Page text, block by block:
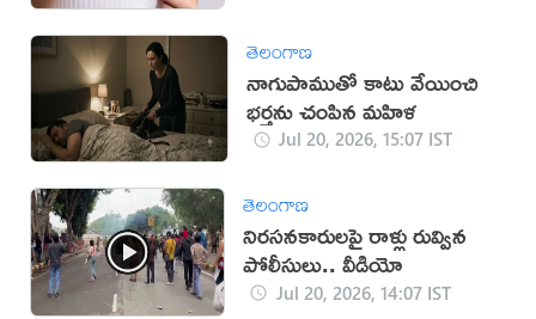
తెలంగాణ
నాగుపాముతో కాటు వేయించి
భర్తను చంపిన మహిళ
Jul 20, 2026, 15:07 IST
తెలంగాణ
నిరసనకారులపై రాళ్లు రువ్విన
పోలీసులు.. వీడియో
Jul 20, 2026, 14:07 IST